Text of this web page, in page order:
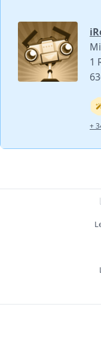
1
+